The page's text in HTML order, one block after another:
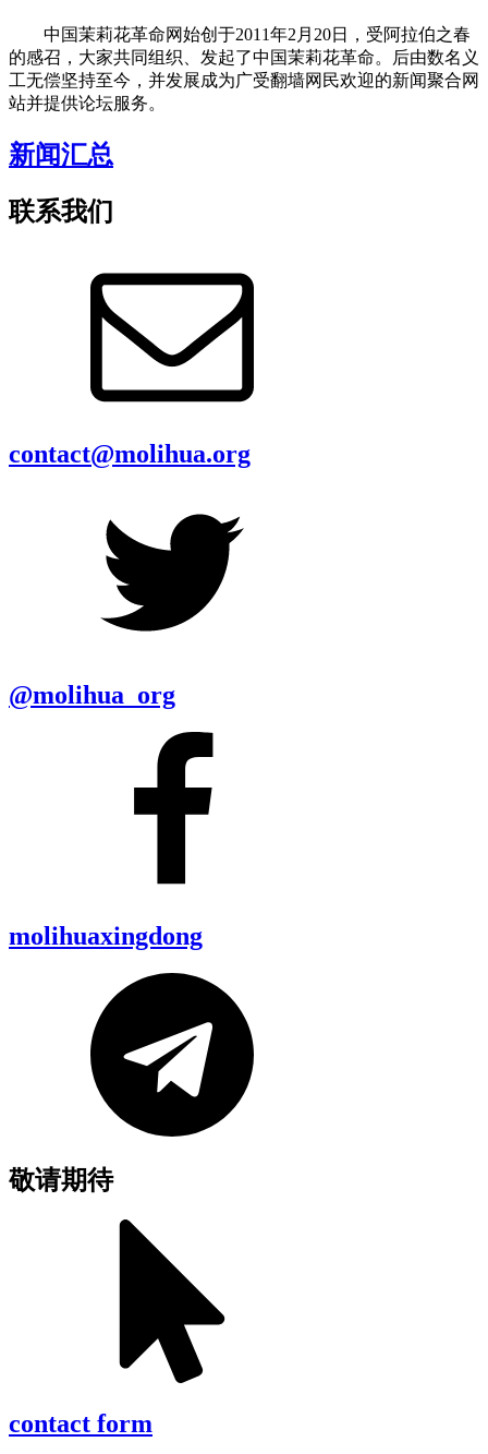
中国茉莉花革命网始创于2011年2月20日，受阿拉伯之春
的感召，大家共同组织、发起了中国茉莉花革命。后由数名义
工无偿坚持至今，并发展成为广受翻墙网民欢迎的新闻聚合网
站并提供论坛服务。
新闻汇总
联系我们
contact@molihua.org
@molihua_org
molihuaxingdong
敬请期待
contact form